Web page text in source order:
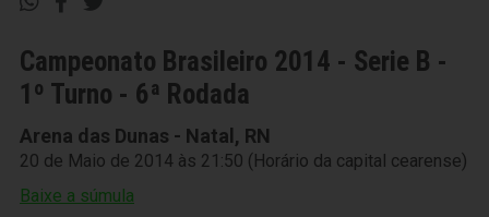
Campeonato Brasileiro 2014 - Serie B -
1º Turno - 6ª Rodada
Arena das Dunas - Natal, RN
20 de Maio de 2014 às 21:50 (Horário da capital cearense)
Baixe a súmula